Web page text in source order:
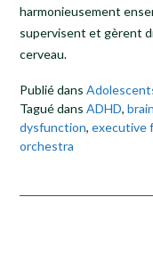
harmonieusement
supervisent et gèrent
cerveau.
Publié dans
Tagué dans ADHD, brain
dysfunction, executive
orchestra